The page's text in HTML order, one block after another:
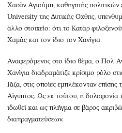
Χασάν Αγιούμπ, καθηγητής
University της Δυτικής Οχθης,
άλλο στοιχείο: ότι το Κατάρ
Χαμάς και τον ίδιο τον Χανίγια.
Αναφερόμενος στο ίδιο θέμα, ο Πολ
Χανίγια διαδραμάτιζε κρίσιμο ρόλο
Γάζα, στις οποίες εμπλέκονταν
Αίγυπτος. Ως εκ τούτου, η δολοφονία
ιδωθεί και ως πλήγμα σε βάρος
διαπραγματεύσεων.